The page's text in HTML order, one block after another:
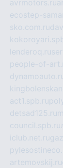
avrmotors.ru
ecostep-
sko.com.ru
lenderoq.ru
people-of-
act1.spb.ru
detsad125.ru
council.spb.ru
iclub.net.ru
artemovskij.ru